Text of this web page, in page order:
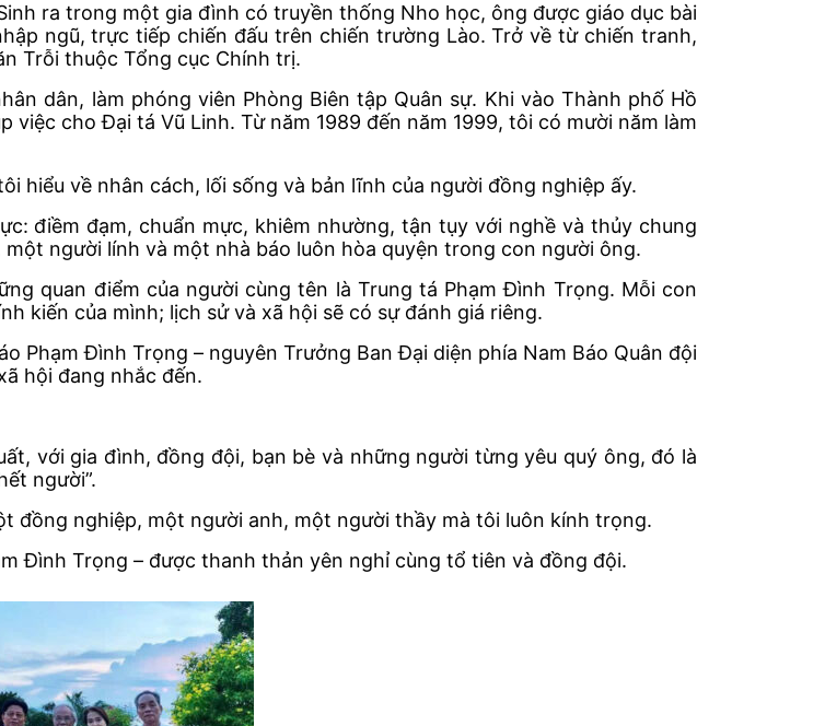
ra trong một gia đình có truyền thống Nho học, ông được giáo dục bài
ngũ, trực tiếp chiến đấu trên chiến trường Lào. Trở về từ chiến tranh,
Trỗi thuộc Tổng cục Chính trị.
dân, làm phóng viên Phòng Biên tập Quân sự. Khi vào Thành phố Hồ
việc cho Đại tá Vũ Linh. Từ năm 1989 đến năm 1999, tôi có mười năm làm
hiểu về nhân cách, lối sống và bản lĩnh của người đồng nghiệp ấy.
điềm đạm, chuẩn mực, khiêm nhường, tận tụy với nghề và thủy chung
người lính và một nhà báo luôn hòa quyện trong con người ông.
quan điểm của người cùng tên là Trung tá Phạm Đình Trọng. Mỗi con
kiến của mình; lịch sử và xã hội sẽ có sự đánh giá riêng.
Phạm Đình Trọng – nguyên Trưởng Ban Đại diện phía Nam Báo Quân đội
hội đang nhắc đến.
với gia đình, đồng đội, bạn bè và những người từng yêu quý ông, đó là
người”.
đồng nghiệp, một người anh, một người thầy mà tôi luôn kính trọng.
Đình Trọng – được thanh thản yên nghỉ cùng tổ tiên và đồng đội.